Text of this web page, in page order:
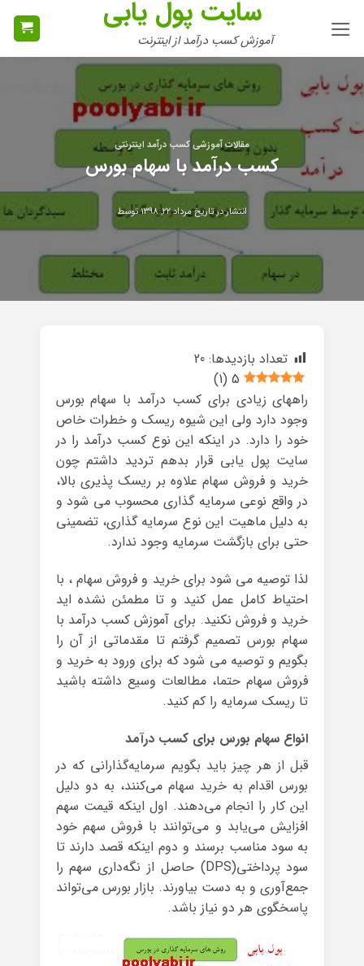
سایت پول یابی
آموزش کسب درآمد از اینترنت
مقالات آموزشی کسب درآمد اینترنتی
کسب درآمد با سهام بورس
انتشار در تاریخمرداد ۲۲, ۱۳۹۸ توسط
تعداد بازدیدها: 20
5
(
1
)
راههای زیادی برای کسب درآمد با سهام بورس
وجود دارد ولی این شیوه ریسک و خطرات خاص
خود را دارد. در اینکه این نوع کسب درآمد را در
سایت پول یابی قرار بدهم تردید داشتم چون
خرید و فروش سهام علاوه بر ریسک پذیری بالا،
در واقع نوعی سرمایه گذاری محسوب می شود و
به دلیل ماهیت این نوع سرمایه گذاری، تضمینی
حتی برای بازگشت سرمایه وجود ندارد.
لذا توصیه می شود برای خرید و فروش سهام ، با
احتیاط کامل عمل کنید و تا مطمئن نشده اید
خرید و فروش نکنید. برای آموزش کسب درآمد با
سهام بورس تصمیم گرفتم تا مقدماتی از آن را
بگویم و توصیه می شود که برای ورود به خرید و
فروش سهام حتما، مطالعات وسیع داشته باشید
تا ریسک سرمایه را کم کنید.
انواع سهام بورس برای کسب درآمد
قبل از هر چیز باید بگویم سرمایه‌گذارانی که در
بورس اقدام به خرید سهام می‌کنند، به دو دلیل
این کار را انجام می‌دهند. اول اینکه قیمت سهم
افزایش می‌یابد و می‌توانند با فروش سهم خود
به سود مناسب برسند و دوم اینکه قصد دارند تا
سود پرداختی(DPS) حاصل از نگه‌داری سهم را
جمع‌آوری و به دست بیاورند. بازار بورس می‌تواند
پاسخگوی هر دو نیاز باشد.